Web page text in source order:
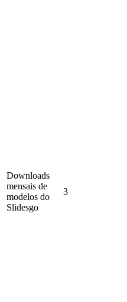
Downloads
mensais de
modelos do
Slidesgo
3